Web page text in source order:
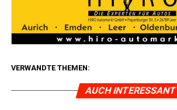
VERWANDTE THEMEN:
AUCH INTERESSANT